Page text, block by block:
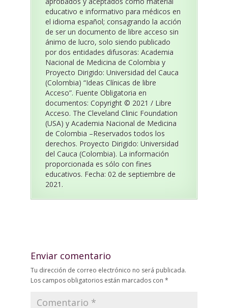
educativo e informativo para médicos en
el idioma español; consagrando la acción
de ser un documento de libre acceso sin
ánimo de lucro, solo siendo publicado
por dos entidades difusoras: Academia
Nacional de Medicina de Colombia y
Proyecto Dirigido: Universidad del Cauca
(Colombia) “Ideas Clínicas de libre
Acceso”. Fuente Obligatoria en
documentos: Copyright © 2021 / Libre
Acceso. The Cleveland Clinic Foundation
(USA) y Academia Nacional de Medicina
de Colombia –Reservados todos los
derechos. Proyecto Dirigido: Universidad
del Cauca (Colombia). La información
proporcionada es sólo con fines
educativos. Fecha: 02 de septiembre de
2021.
Enviar comentario
Tu dirección de correo electrónico no será publicada.
Los campos obligatorios están marcados con *